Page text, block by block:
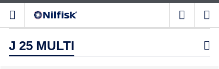
J 25 MULTI 